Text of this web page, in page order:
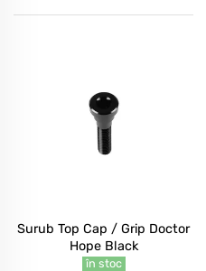
Surub Top Cap / Grip Doctor
Hope Black
în stoc